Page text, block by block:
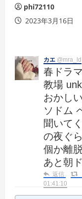
phi72110
2023年3月16日
カエ @mra_ld
春ドラ
教場
おかし
ソドム
聞いて
の夜ぐ
個か離
あと朝
返信
01:41:10